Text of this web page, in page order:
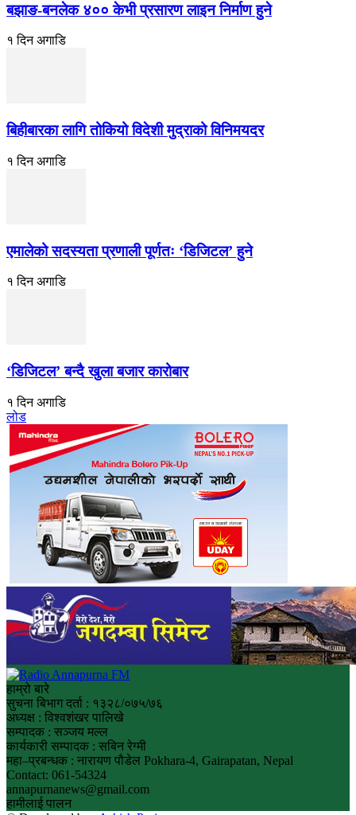
बझाङ-बनलेक ४०० केभी प्रसारण लाइन निर्माण हुने
१ दिन अगाडि
बिहीबारका लागि तोकियो विदेशी मुद्राको विनिमयदर
१ दिन अगाडि
एमालेको सदस्यता प्रणाली पूर्णतः ‘डिजिटल’ हुने
१ दिन अगाडि
‘डिजिटल’ बन्दै खुला बजार कारोबार
१ दिन अगाडि
लोड
हाम्रो बारे
सुचना बिभाग दर्ता : १३२८/०७५/७६
अध्यक्ष : विश्वशंखर पालिखे
सम्पादक : सञ्जय मल्ल
कार्यकारी सम्पादक : सबिन रेग्मी
महा–प्रबन्धक : नारायण पौडेल Pokhara-4, Gairapatan, Nepal
Contact: 061-54324
annapurnanews@gmail.com
हामीलाई पालन